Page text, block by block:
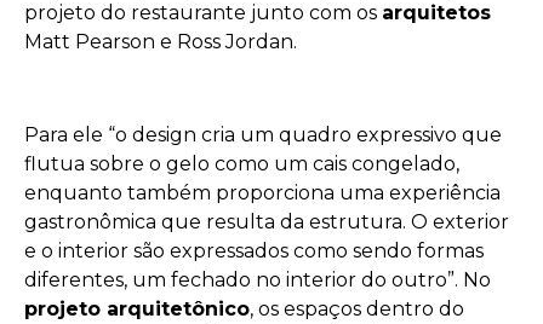
projeto do restaurante junto com os arquitetos
Matt Pearson e Ross Jordan.
Para ele “o design cria um quadro expressivo que
flutua sobre o gelo como um cais congelado,
enquanto também proporciona uma experiência
gastronômica que resulta da estrutura. O exterior
e o interior são expressados como sendo formas
diferentes, um fechado no interior do outro”. No
projeto arquitetônico, os espaços dentro do